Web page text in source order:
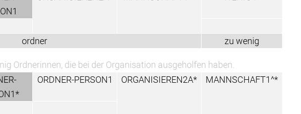
ordner zu wenig
Ordnerinnen, die bei der Organisation ausgeholfen haben.
ORDNER-PERSON1 ORGANISIEREN2A* MANNSCHAFT1^*